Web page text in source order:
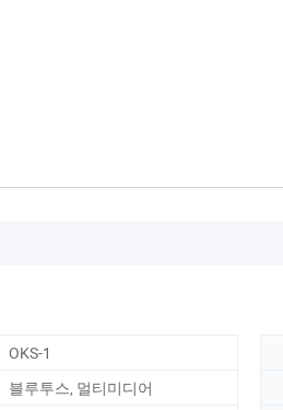
OKS-1
블루투스, 멀티미디어